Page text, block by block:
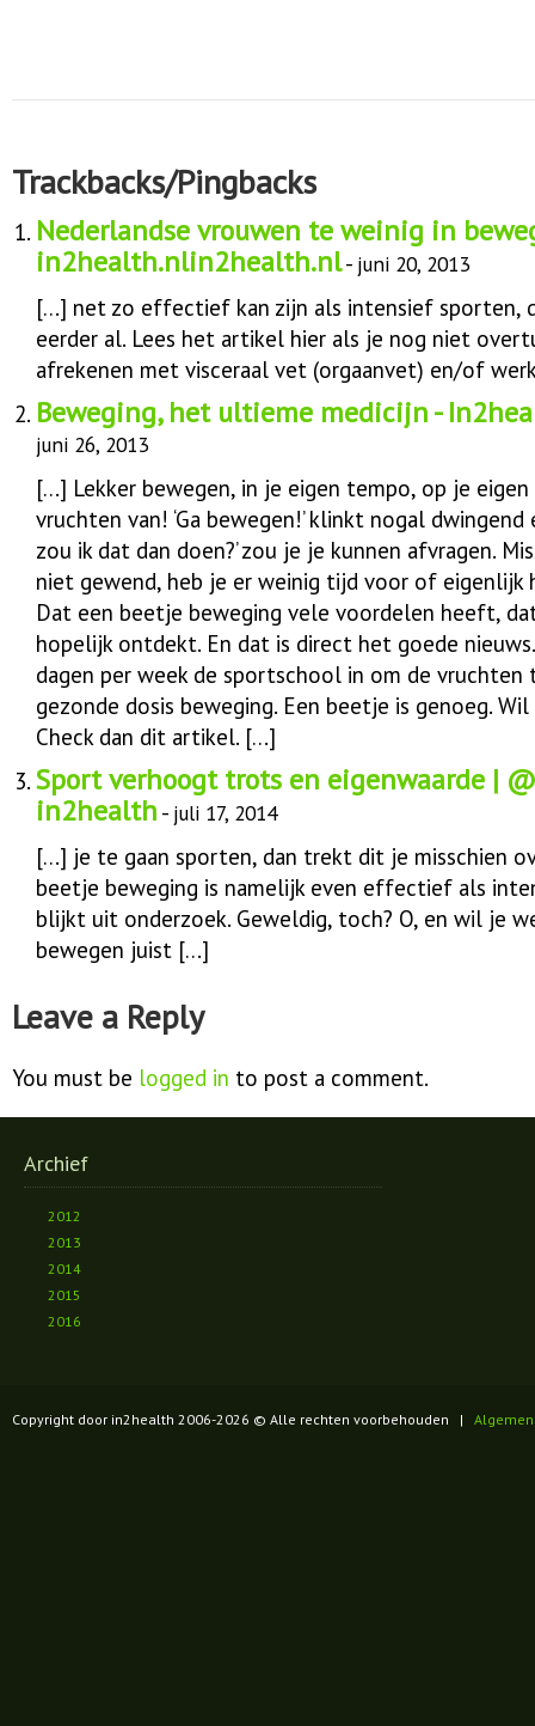
Trackbacks/Pingbacks
Nederlandse vrouwen te weinig in
in2health.nlin2health.nl- juni 20, 2013
[…] net zo effectief kan zijn als intensief sporten,
eerder al. Lees het artikel hier als je nog niet
afrekenen met visceraal vet (orgaanvet) en/of
Beweging, het ultieme medicijn -
juni 26, 2013
[…] Lekker bewegen, in je eigen tempo, op je eigen
vruchten van! ‘Ga bewegen!’ klinkt nogal dwingend
zou ik dat dan doen?’ zou je je kunnen afvragen.
niet gewend, heb je er weinig tijd voor of eigenlijk
Dat een beetje beweging vele voordelen heeft,
hopelijk ontdekt. En dat is direct het goede
dagen per week de sportschool in om de vruchten
gezonde dosis beweging. Een beetje is genoeg.
Check dan dit artikel. […]
Sport verhoogt trots en eigenwaarde |
in2health - juli 17, 2014
[…] je te gaan sporten, dan trekt dit je misschien
beetje beweging is namelijk even effectief als
blijkt uit onderzoek. Geweldig, toch? O, en wil je
bewegen juist […]
Leave a Reply
You must be logged in to post a comment.
Archief
2012
2013
2014
2015
2016
Copyright door in2health 2006-2026 © Alle rechten voorbehouden |